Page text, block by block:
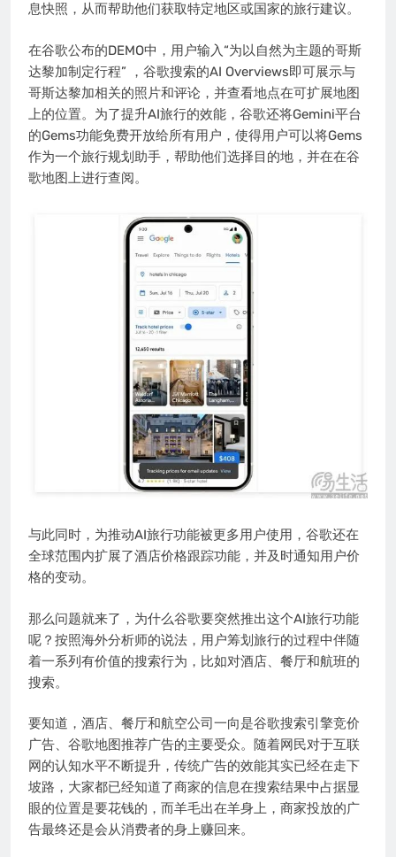
息快照，从而帮助他们获取特定地区或国家的旅行建议。
在谷歌公布的DEMO中，用户输入“为以自然为主题的哥斯
达黎加制定行程” ，谷歌搜索的AI Overviews即可展示与
哥斯达黎加相关的照片和评论，并查看地点在可扩展地图
上的位置。为了提升AI旅行的效能，谷歌还将Gemini平台
的Gems功能免费开放给所有用户，使得用户可以将Gems
作为一个旅行规划助手，帮助他们选择目的地，并在在谷
歌地图上进行查阅。
与此同时，为推动AI旅行功能被更多用户使用，谷歌还在
全球范围内扩展了酒店价格跟踪功能，并及时通知用户价
格的变动。
那么问题就来了，为什么谷歌要突然推出这个AI旅行功能
呢？按照海外分析师的说法，用户筹划旅行的过程中伴随
着一系列有价值的搜索行为，比如对酒店、餐厅和航班的
搜索。
要知道，酒店、餐厅和航空公司一向是谷歌搜索引擎竞价
广告、谷歌地图推荐广告的主要受众。随着网民对于互联
网的认知水平不断提升，传统广告的效能其实已经在走下
坡路，大家都已经知道了商家的信息在搜索结果中占据显
眼的位置是要花钱的，而羊毛出在羊身上，商家投放的广
告最终还是会从消费者的身上赚回来。